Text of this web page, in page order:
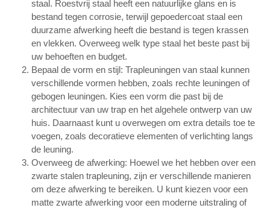
staal. Roestvrij staal heeft een natuurlijke glans en is
bestand tegen corrosie, terwijl gepoedercoat staal een
duurzame afwerking heeft die bestand is tegen krassen
en vlekken. Overweeg welk type staal het beste past bij
uw behoeften en budget.
Bepaal de vorm en stijl: Trapleuningen van staal kunnen
verschillende vormen hebben, zoals rechte leuningen of
gebogen leuningen. Kies een vorm die past bij de
architectuur van uw trap en het algehele ontwerp van uw
huis. Daarnaast kunt u overwegen om extra details toe te
voegen, zoals decoratieve elementen of verlichting langs
de leuning.
Overweeg de afwerking: Hoewel we het hebben over een
zwarte stalen trapleuning, zijn er verschillende manieren
om deze afwerking te bereiken. U kunt kiezen voor een
matte zwarte afwerking voor een moderne uitstraling of